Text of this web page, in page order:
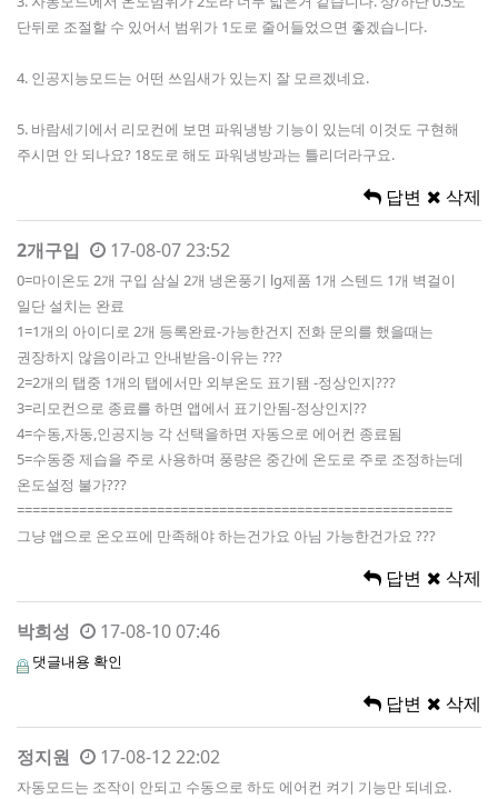
단뒤로 조절할 수 있어서 범위가 1도로 줄어들었으면 좋겠습니다.
4. 인공지능모드는 어떤 쓰임새가 있는지 잘 모르겠네요.
5. 바람세기에서 리모컨에 보면 파워냉방 기능이 있는데 이것도 구현해
주시면 안 되나요? 18도로 해도 파워냉방과는 틀리더라구요.
답변 삭제
2개구입 17-08-07 23:52
0=마이온도 2개 구입 삼실 2개 냉온풍기 lg제품 1개 스텐드 1개 벽걸이
일단 설치는 완료
1=1개의 아이디로 2개 등록완료-가능한건지 전화 문의를 했을때는
권장하지 않음이라고 안내받음-이유는 ???
2=2개의 탭중 1개의 탭에서만 외부온도 표기됌 -정상인지???
3=리모컨으로 종료를 하면 앱에서 표기안됨-정상인지??
4=수동,자동,인공지능 각 선택을하면 자동으로 에어컨 종료됨
5=수동중 제습을 주로 사용하며 풍량은 중간에 온도로 주로 조정하는데
온도설정 불가???
========================================================
그냥 앱으로 온오프에 만족해야 하는건가요 아님 가능한건가요 ???
답변 삭제
박희성 17-08-10 07:46
댓글내용 확인
답변 삭제
정지원 17-08-12 22:02
자동모드는 조작이 안되고 수동으로 하도 에어컨 켜기 기능만 되네요.